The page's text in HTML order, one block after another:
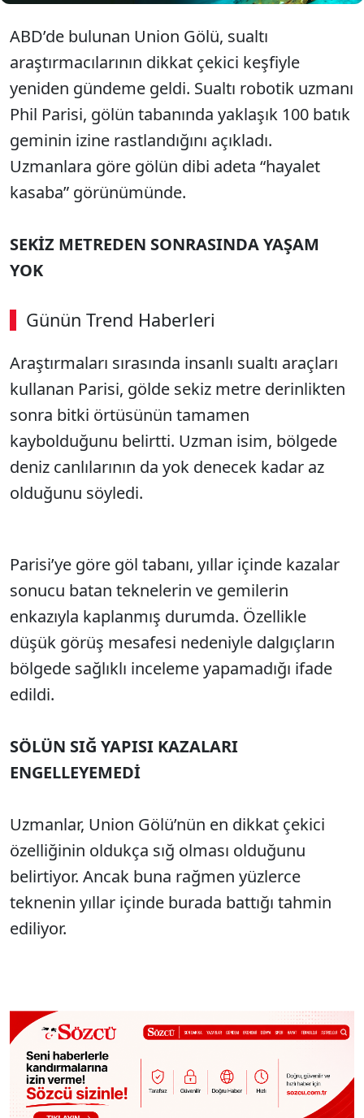
ABD’de bulunan Union Gölü, sualtı
araştırmacılarının dikkat çekici keşfiyle
yeniden gündeme geldi. Sualtı robotik uzmanı
Phil Parisi, gölün tabanında yaklaşık 100 batık
geminin izine rastlandığını açıkladı.
Uzmanlara göre gölün dibi adeta “hayalet
kasaba” görünümünde.
SEKİZ METREDEN SONRASINDA YAŞAM
YOK
Günün Trend Haberleri
SÖZCÜ SON DAKİKA
Araştırmaları sırasında insanlı sualtı araçları
kullanan Parisi, gölde sekiz metre derinlikten
sonra bitki örtüsünün tamamen
kaybolduğunu belirtti. Uzman isim, bölgede
deniz canlılarının da yok denecek kadar az
olduğunu söyledi.
Parisi’ye göre göl tabanı, yıllar içinde kazalar
sonucu batan teknelerin ve gemilerin
enkazıyla kaplanmış durumda. Özellikle
düşük görüş mesafesi nedeniyle dalgıçların
bölgede sağlıklı inceleme yapamadığı ifade
edildi.
SÖLÜN SIĞ YAPISI KAZALARI
ENGELLEYEMEDİ
Uzmanlar, Union Gölü’nün en dikkat çekici
özelliğinin oldukça sığ olması olduğunu
belirtiyor. Ancak buna rağmen yüzlerce
teknenin yıllar içinde burada battığı tahmin
ediliyor.